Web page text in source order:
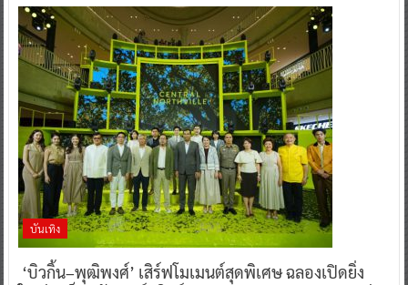
บันเทิง
‘บิวกิ้น–พุฒิพงศ์’ เสิร์ฟโมเมนต์สุดพิเศษ ฉลองเปิดยิ่ง